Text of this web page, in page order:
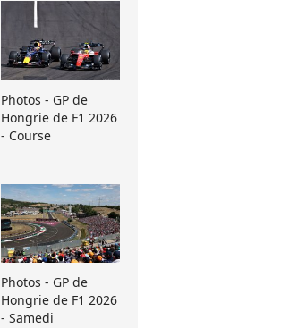
Photos - GP de
Hongrie de F1 2026
- Course
Photos - GP de
Hongrie de F1 2026
- Samedi